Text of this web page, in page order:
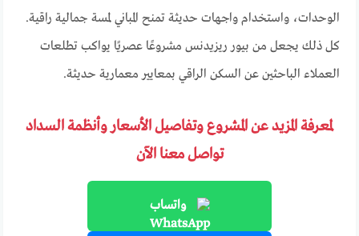
الوحدات، واستخدام واجهات حديثة تمنح المباني لمسة جمالية راقية.
كل ذلك يجعل من بيور ريزيدنس مشروعًا عصريًا يواكب تطلعات
العملاء الباحثين عن السكن الراقي بمعايير معمارية حديثة.
لمعرفة المزيد عن المشروع وتفاصيل الأسعار وأنظمة السداد
تواصل معنا الآن
واتساب